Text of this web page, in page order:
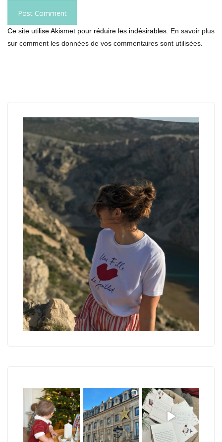
Ce site utilise Akismet pour réduire les indésirables. En savoir plus
sur comment les données de vos commentaires sont utilisées